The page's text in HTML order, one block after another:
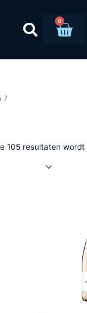
0
7
105 resultaten wordt